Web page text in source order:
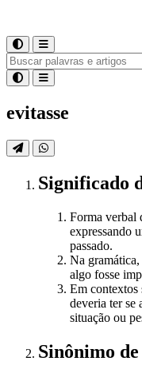
evitasse
Significado
Forma verbal
expressando
passado.
Na
algo fosse
Em contextos
deveria ter se
situação ou
Sinônimo de